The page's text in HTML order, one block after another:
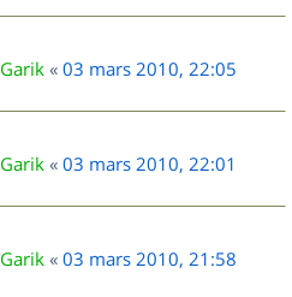
Garik « 03 mars 2010, 22:05
Garik « 03 mars 2010, 22:01
Garik « 03 mars 2010, 21:58